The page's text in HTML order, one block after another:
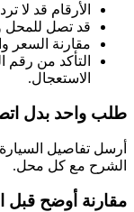
الأرقام قد لا
قد تصل للمحل
مقارنة السعر
التأكد من
الاستعجال.
طلب واحد بدل
أرسل تفاصيل
الشرح مع كل محل.
مقارنة أوضح قبل